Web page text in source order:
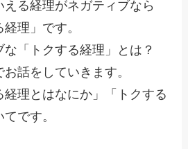
る経理がネガティブなら
理」です。
「トクする経理」とは？
話をしていきます。
理とはなにか」「トクする
です。